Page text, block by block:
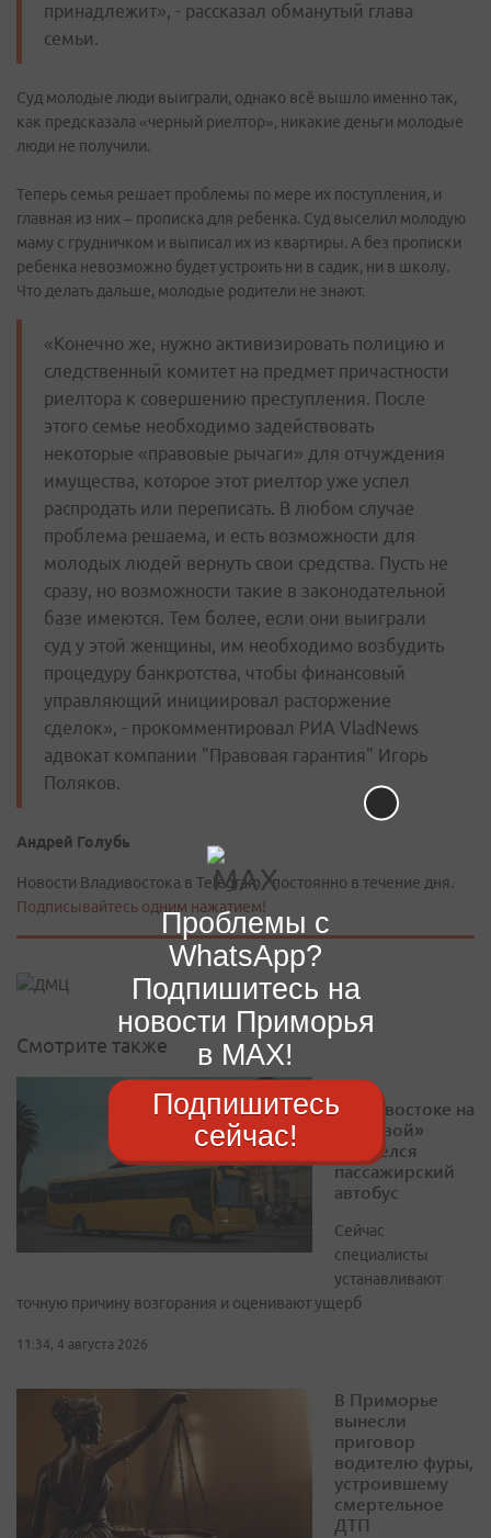
принадлежит», - рассказал обманутый глава
семьи.
Суд молодые люди выиграли, однако всё вышло именно так,
как предсказала «черный риелтор», никакие деньги молодые
люди не получили.
Теперь семья решает проблемы по мере их поступления, и
главная из них – прописка для ребенка. Суд выселил молодую
маму с грудничком и выписал их из квартиры. А без прописки
ребенка невозможно будет устроить ни в садик, ни в школу.
Что делать дальше, молодые родители не знают.
«Конечно же, нужно активизировать полицию и
следственный комитет на предмет причастности
риелтора к совершению преступления. После
этого семье необходимо задействовать
некоторые «правовые рычаги» для отчуждения
имущества, которое этот риелтор уже успел
распродать или переписать. В любом случае
проблема решаема, и есть возможности для
молодых людей вернуть свои средства. Пусть не
сразу, но возможности такие в законодательной
базе имеются. Тем более, если они выиграли
суд у этой женщины, им необходимо возбудить
процедуру банкротства, чтобы финансовый
управляющий инициировал расторжение
сделок», - прокомментировал РИА VladNews
адвокат компании "Правовая гарантия" Игорь
Поляков.
Андрей Голубь
Новости Владивостока в Telegram - постоянно в течение дня.
Подписывайтесь одним нажатием!
Смотрите также
Во
Владивостоке на
«Луговой»
загорелся
пассажирский
автобус
Сейчас
специалисты
устанавливают
точную причину возгорания и оценивают ущерб
11:34, 4 августа 2026
В Приморье
вынесли
приговор
водителю фуры,
устроившему
смертельное
ДТП
Проблемы с
WhatsApp?
Подпишитесь на
новости Приморья
в MAX!
Подпишитесь
сейчас!